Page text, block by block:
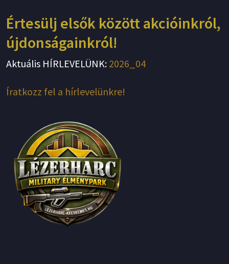
Értesülj elsők között akcióinkról,
újdonságainkról!
Aktuális HÍRLEVELÜNK: 2026_04
Íratkozz fel a hírlevelünkre!